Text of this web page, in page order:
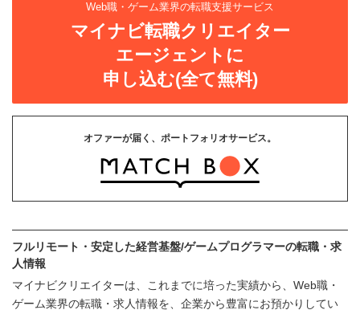
Web職・ゲーム業界の転職支援サービス
マイナビ転職クリエイター
エージェントに
申し込む(全て無料)
オファーが届く、ポートフォリオサービス。
フルリモート・安定した経営基盤/ゲームプログラマーの転職・求
人情報
マイナビクリエイターは、これまでに培った実績から、Web職・
ゲーム業界の転職・求人情報を、企業から豊富にお預かりしてい